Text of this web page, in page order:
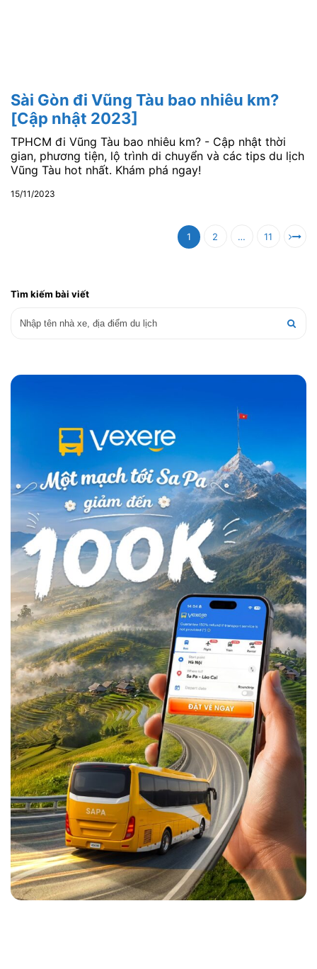
Sài Gòn đi Vũng Tàu bao nhiêu km?
[Cập nhật 2023]
TPHCM đi Vũng Tàu bao nhiêu km? - Cập nhật thời
gian, phương tiện, lộ trình di chuyển và các tips du lịch
Vũng Tàu hot nhất. Khám phá ngay!
15/11/2023
1 2 … 11
Tìm kiếm bài viết